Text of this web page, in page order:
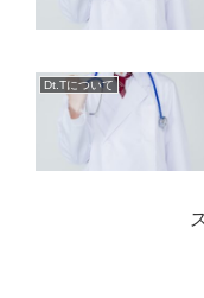
Dt.Tについて